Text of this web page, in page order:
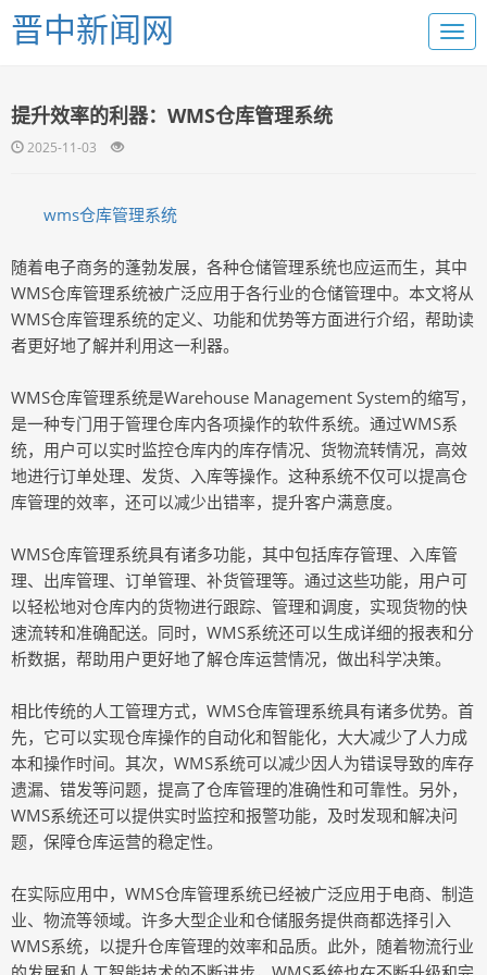
晋中新闻网
提升效率的利器：WMS仓库管理系统
2025-11-03
wms仓库管理系统
随着电子商务的蓬勃发展，各种仓储管理系统也应运而生，其中
WMS仓库管理系统被广泛应用于各行业的仓储管理中。本文将从
WMS仓库管理系统的定义、功能和优势等方面进行介绍，帮助读
者更好地了解并利用这一利器。
WMS仓库管理系统是Warehouse Management System的缩写，
是一种专门用于管理仓库内各项操作的软件系统。通过WMS系
统，用户可以实时监控仓库内的库存情况、货物流转情况，高效
地进行订单处理、发货、入库等操作。这种系统不仅可以提高仓
库管理的效率，还可以减少出错率，提升客户满意度。
WMS仓库管理系统具有诸多功能，其中包括库存管理、入库管
理、出库管理、订单管理、补货管理等。通过这些功能，用户可
以轻松地对仓库内的货物进行跟踪、管理和调度，实现货物的快
速流转和准确配送。同时，WMS系统还可以生成详细的报表和分
析数据，帮助用户更好地了解仓库运营情况，做出科学决策。
相比传统的人工管理方式，WMS仓库管理系统具有诸多优势。首
先，它可以实现仓库操作的自动化和智能化，大大减少了人力成
本和操作时间。其次，WMS系统可以减少因人为错误导致的库存
遗漏、错发等问题，提高了仓库管理的准确性和可靠性。另外，
WMS系统还可以提供实时监控和报警功能，及时发现和解决问
题，保障仓库运营的稳定性。
在实际应用中，WMS仓库管理系统已经被广泛应用于电商、制造
业、物流等领域。许多大型企业和仓储服务提供商都选择引入
WMS系统，以提升仓库管理的效率和品质。此外，随着物流行业